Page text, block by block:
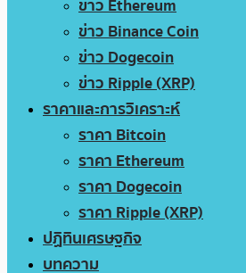
ข่าว Ethereum
ข่าว Binance Coin
ข่าว Dogecoin
ข่าว Ripple (XRP)
ราคาและการวิเคราะห์
ราคา Bitcoin
ราคา Ethereum
ราคา Dogecoin
ราคา Ripple (XRP)
ปฏิทินเศรษฐกิจ
บทความ